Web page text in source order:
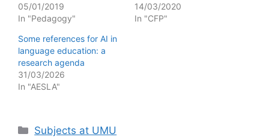
05/01/2019
In "Pedagogy"
14/03/2020
In "CFP"
Some references for AI in
language education: a
research agenda
31/03/2026
In "AESLA"
Categories
Subjects at UMU